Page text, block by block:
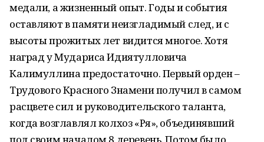
медали, а жизненный опыт. Годы и события
оставляют в памяти неизгладимый след, и с
высоты прожитых лет видится многое. Хотя
наград у Мудариса Идиятулловича
Калимуллина предостаточно. Первый орден –
Трудового Красного Знамени получил в самом
расцвете сил и руководительского таланта,
когда возглавлял колхоз «Ря», объединявший